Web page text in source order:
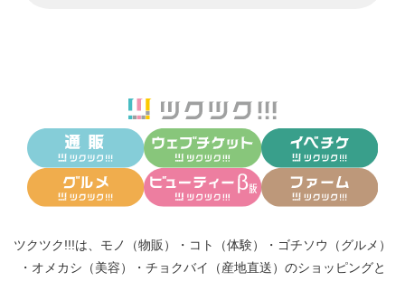
ツクツク!!!は、 モノ（物販） ・ コト（体験） ・ ゴチソウ（グルメ）
・ オメカシ（美容） ・ チョクバイ（産地直送） のショッピングと